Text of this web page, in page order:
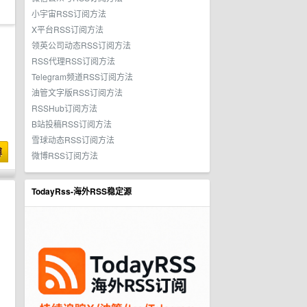
小宇宙RSS订阅方法
X平台RSS订阅方法
领英公司动态RSS订阅方法
RSS代理RSS订阅方法
Telegram频道RSS订阅方法
油管文字版RSS订阅方法
RSSHub订阅方法
B站投稿RSS订阅方法
雪球动态RSS订阅方法
微博RSS订阅方法
TodayRss-海外RSS稳定源